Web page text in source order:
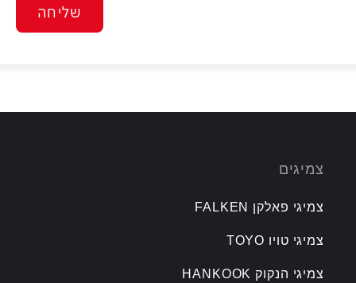
שליחה
צמיגים
צמיגי פאלקן FALKEN
צמיגי טויו TOYO
צמיגי הנקוק HANKOOK